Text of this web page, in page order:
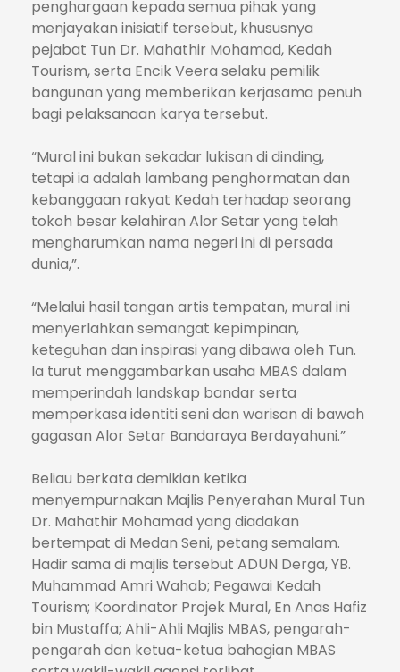
penghargaan kepada semua pihak yang
menjayakan inisiatif tersebut, khususnya
pejabat Tun Dr. Mahathir Mohamad, Kedah
Tourism, serta Encik Veera selaku pemilik
bangunan yang memberikan kerjasama penuh
bagi pelaksanaan karya tersebut.
“Mural ini bukan sekadar lukisan di dinding,
tetapi ia adalah lambang penghormatan dan
kebanggaan rakyat Kedah terhadap seorang
tokoh besar kelahiran Alor Setar yang telah
mengharumkan nama negeri ini di persada
dunia,”.
“Melalui hasil tangan artis tempatan, mural ini
menyerlahkan semangat kepimpinan,
keteguhan dan inspirasi yang dibawa oleh Tun.
Ia turut menggambarkan usaha MBAS dalam
memperindah landskap bandar serta
memperkasa identiti seni dan warisan di bawah
gagasan Alor Setar Bandaraya Berdayahuni.”
Beliau berkata demikian ketika
menyempurnakan Majlis Penyerahan Mural Tun
Dr. Mahathir Mohamad yang diadakan
bertempat di Medan Seni, petang semalam.
Hadir sama di majlis tersebut ADUN Derga, YB.
Muhammad Amri Wahab; Pegawai Kedah
Tourism; Koordinator Projek Mural, En Anas Hafiz
bin Mustaffa; Ahli-Ahli Majlis MBAS, pengarah-
pengarah dan ketua-ketua bahagian MBAS